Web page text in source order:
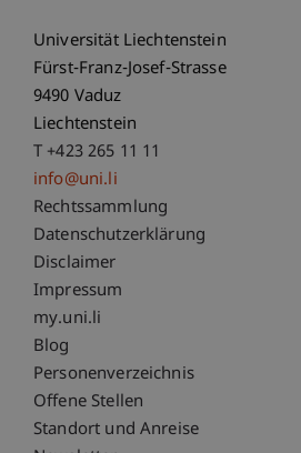
Universität Liechtenstein
Fürst-Franz-Josef-Strasse
9490 Vaduz
Liechtenstein
T +423 265 11 11
info@uni.li
Fußzeile Rechtliche
Rechtssammlung
Datenschutzerklärung
Disclaimer
Impressum
Fußzeile Subdomain-
my.uni.li
Blog
Personenverzeichnis
Offene Stellen
Standort und Anreise